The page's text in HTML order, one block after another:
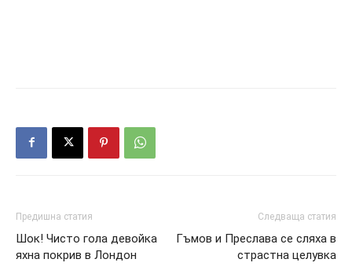
Предишна статия
Шок! Чисто гола девойка
яхна покрив в Лондон
Следваща статия
Гъмов и Преслава се сляха в
страстна целувка